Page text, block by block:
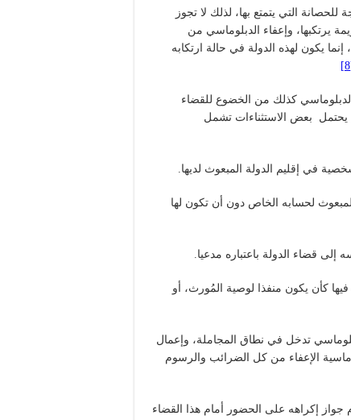
التي يتمتع بها، لذلك لا تجوز
يرتكبها، وإعفاء الدبلوماسي من
يكون لهذه الدولة في حالة ارتكابه
كذلك من الخضوع للقضاء
يحتمل بعض الاستثناءات تشمل
لحسابه الخاص دون أن تكون لها
كأن يكون منفذا لوصية المُورث، أو
تدخل في نطاق المجاملة، وإعمال
الإعفاء من كل الضرائب والرسوم
جواز إكراهه على الحضور أمام هذا القضاء